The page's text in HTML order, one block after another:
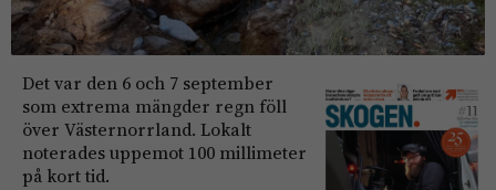
Det var den 6 och 7 september
som extrema mängder regn föll
över Västernorrland. Lokalt
noterades uppemot 100 millimeter
på kort tid.